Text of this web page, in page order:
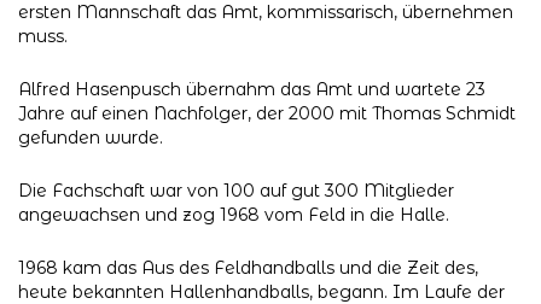
ersten Mannschaft das Amt, kommissarisch, übernehmen
muss.
Alfred Hasenpusch übernahm das Amt und wartete 23
Jahre auf einen Nachfolger, der 2000 mit Thomas Schmidt
gefunden wurde.
Die Fachschaft war von 100 auf gut 300 Mitglieder
angewachsen und zog 1968 vom Feld in die Halle.
1968 kam das Aus des Feldhandballs und die Zeit des,
heute bekannten Hallenhandballs, begann. Im Laufe der